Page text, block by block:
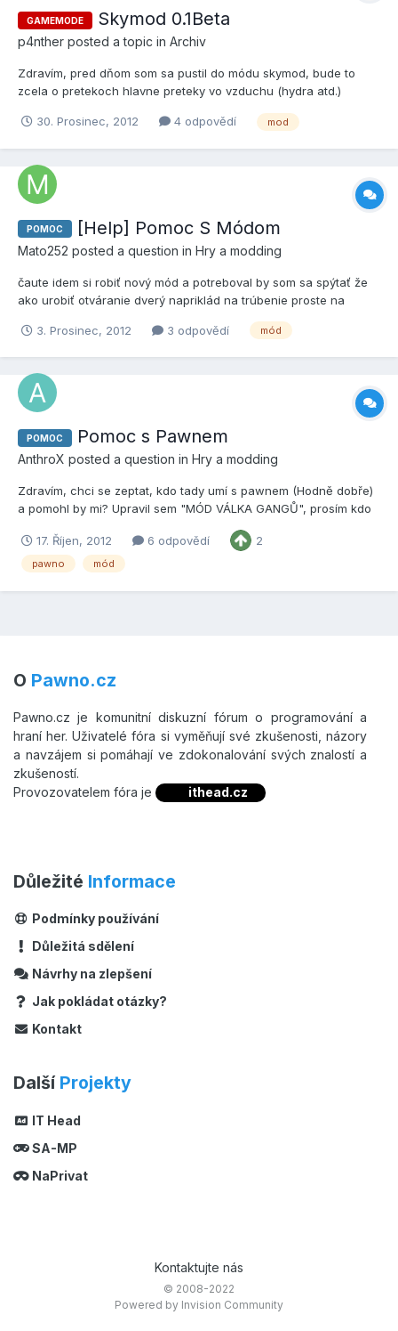
GAMEMODE Skymod 0.1Beta
p4nther posted a topic in Archiv
Zdravím, pred dňom som sa pustil do módu skymod, bude to
zcela o pretekoch hlavne preteky vo vzduchu (hydra atd.)
mojich myšlienkách je by to malo byť vcelku zaújmavé a hlavne
viac...
30. Prosinec, 2012 4 odpovědí mod
POMOC [Help] Pomoc S Módom
Mato252 posted a question in Hry a modding
čaute idem si robiť nový mód a potreboval by som sa spýtať že
ako urobiť otváranie dverý napriklád na trúbenie proste na
ukazoval ako pracovať v pawne s funkciami ked zatrubim sa
3. Prosinec, 2012 3 odpovědí mód
POMOC Pomoc s Pawnem
AnthroX posted a question in Hry a modding
Zdravím, chci se zeptat, kdo tady umí s pawnem (Hodně dobře)
a pomohl by mi? Upravil sem "MÓD VÁLKA GANGŮ", prosím kdo
Soubor: http://uloz.to/xn5AGEP/vg-pwn Díky předem
17. Říjen, 2012 6 odpovědí 2
pawno mód
O Pawno.cz
Pawno.cz je komunitní diskuzní fórum o programování a
hraní her. Uživatelé fóra si vyměňují své zkušenosti, názory
a navzájem si pomáhají ve zdokonalování svých znalostí a
zkušeností.
Provozovatelem fóra je
ithead.cz
Důležité Informace
Podmínky používání
Důležitá sdělení
Návrhy na zlepšení
Jak pokládat otázky?
Kontakt
Další Projekty
IT Head
SA-MP
NaPrivat
Kontaktujte nás
© 2008-2022
Powered by Invision Community